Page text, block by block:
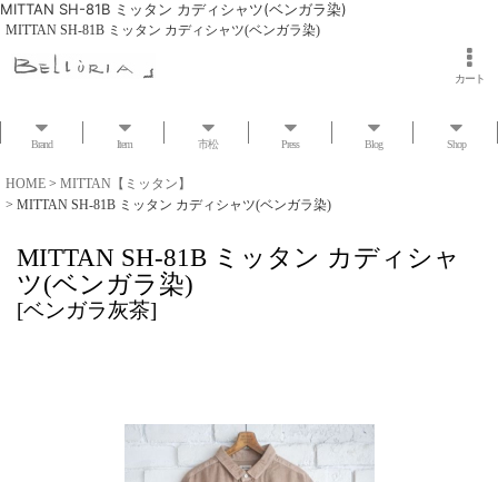
MITTAN SH-81B ミッタン カディシャツ(ベンガラ染)
MITTAN SH-81B ミッタン カディシャツ(ベンガラ染)
カート
Brand Item 市松 Press Blog Shop
HOME > MITTAN【ミッタン】
> MITTAN SH-81B ミッタン カディシャツ(ベンガラ染)
MITTAN SH-81B ミッタン カディシャ
ツ(ベンガラ染)
[ベンガラ灰茶]